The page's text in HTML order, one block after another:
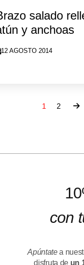
salado
y anchoas
12 AGOSTO 2014
1 2
con
Apúntatea
disfruta de un